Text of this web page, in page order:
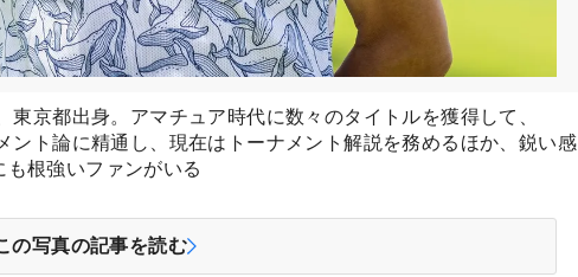
京都出身。アマチュア時代に数々のタイトルを獲得して、
ント論に精通し、現在はトーナメント解説を務めるほか、鋭い感
根強いファンがいる
の写真の記事を読む